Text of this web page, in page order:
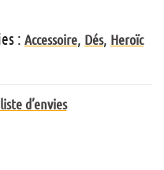
: Accessoire, Dés, Heroïc
d’envies